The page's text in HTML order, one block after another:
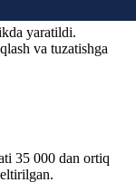
yaratildi.
va tuzatishga
35 000 dan ortiq